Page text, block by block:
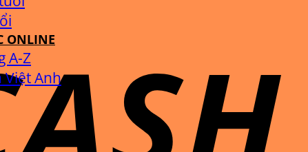
ONLINE
A-Z
Việt Anh